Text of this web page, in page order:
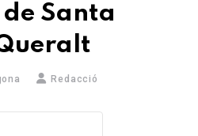
de Santa
Redacció